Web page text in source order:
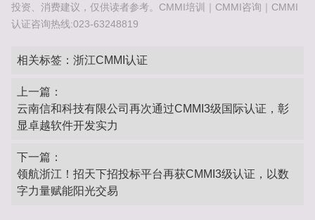
投资、消费建议，仅供读者参考。CMMI培训｜CMMI咨询｜CMMI
认证咨询热线:023-63248819
相关标签： 浙江CMMI认证
上一篇：
云南信和科技有限公司再次通过CMMI3级国际认证，彰
显卓越软件开发实力
下一篇：
领航浙江！招天下招投标平台再获CMMI3级认证，以数
字力量赋能阳光交易‌